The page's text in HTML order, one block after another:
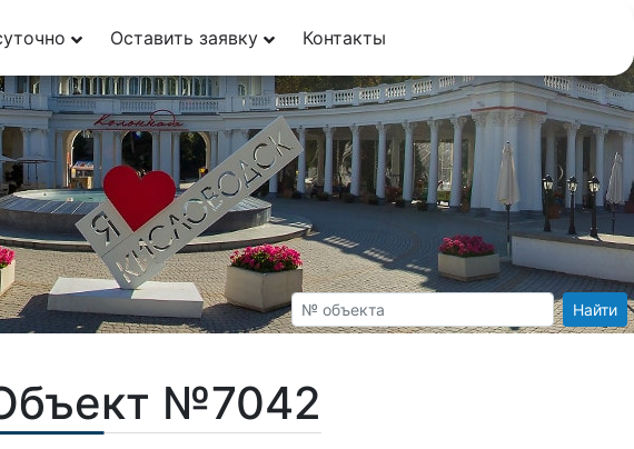
Оставить заявку Контакты
Найти
№7042